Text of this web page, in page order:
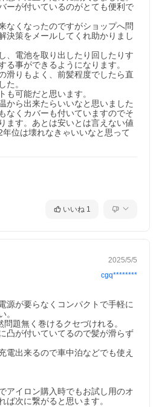
ーが付いているのがとても便利で
なくなったのですがショップへ問
決策をメールしてくれ助かりまし
、電池を取り出したり回したりす
る事ができるようになります。
滑りもよく、前髪程度でしたら直
た。
も可能だと思います。
から出来たらいいなと思いました
なくカバーも付いていますのでそ
ます。あとは安いとは言えない値
位は壊れなきゃいいなと思って
いいね 1
2025/5/5
cgq********
源が要らなくコンパクトで手軽に
。
題無く巻けるクセづけれる。
凸が付いていてるので髪が滑らず
電出来るので車中泊などでも使え
アイロン購入時でもお試し用のオ
ば次に繋がると思います。